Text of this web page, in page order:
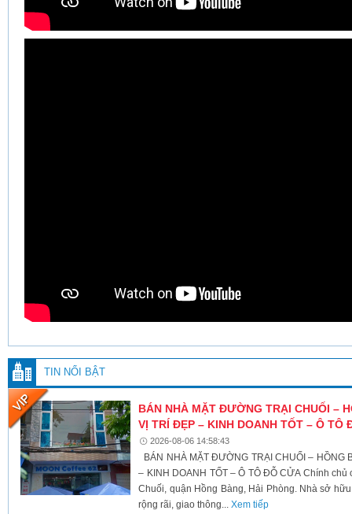
TIN NỔI BẬT
BÁN NHÀ MẶT ĐƯỜNG TRẠI CHUỐI –
VỊ TRÍ ĐẸP – KINH DOANH TỐT – Ô TÔ
2026-08-06 14:58:43
BÁN NHÀ MẶT ĐƯỜNG TRẠI CHUỐI – HỒNG
– KINH DOANH TỐT – Ô TÔ ĐỖ CỬA Chính
Chuối, quận Hồng Bàng, Hải Phòng. Nhà sở
rộng rãi, giao thông...Xem tiếp